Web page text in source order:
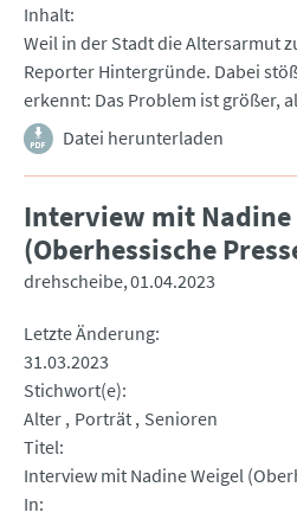
Inhalt
Weil in der Stadt die Altersarmut
Reporter Hintergründe. Dabei
erkennt: Das Problem ist größer,
Datei herunterladen
Interview mit Nadine
(Oberhessische
drehscheibe 01.04.2023
Letzte Änderung
31.03.2023
Stichwort(e)
Alter Porträt Senioren
Titel
Interview mit Nadine Weigel
In